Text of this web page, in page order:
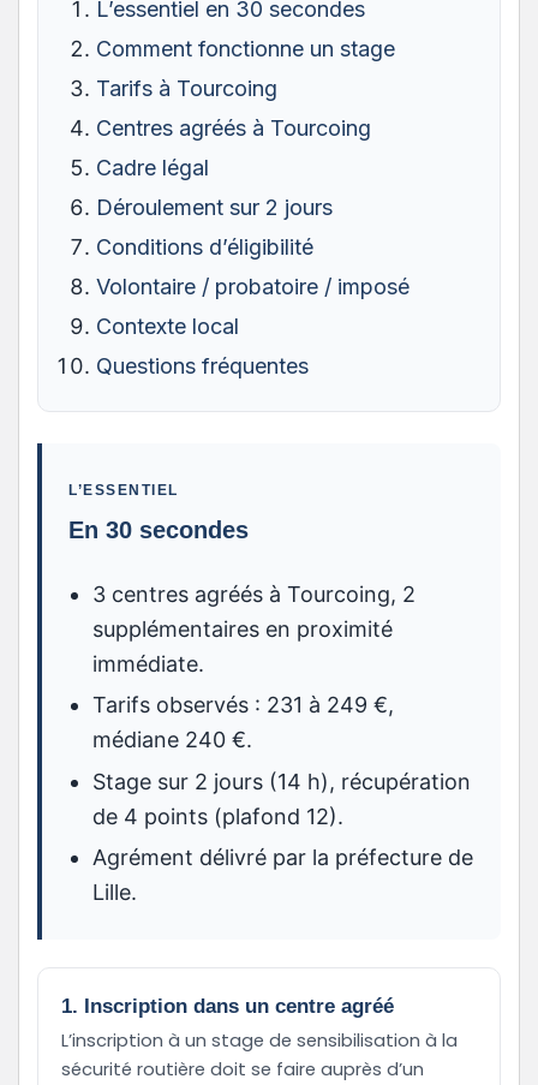
L’essentiel en 30 secondes
Comment fonctionne un stage
Tarifs à Tourcoing
Centres agréés à Tourcoing
Cadre légal
Déroulement sur 2 jours
Conditions d’éligibilité
Volontaire / probatoire / imposé
Contexte local
Questions fréquentes
L’ESSENTIEL
En 30 secondes
3 centres agréés à Tourcoing, 2
supplémentaires en proximité
immédiate.
Tarifs observés : 231 à 249 €,
médiane 240 €.
Stage sur 2 jours (14 h), récupération
de 4 points (plafond 12).
Agrément délivré par la préfecture de
Lille.
1. Inscription dans un centre agréé
L’inscription à un stage de sensibilisation à la
sécurité routière doit se faire auprès d’un